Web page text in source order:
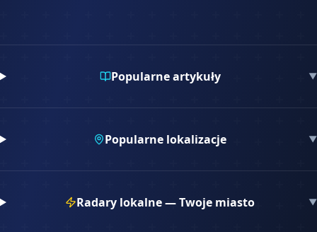
Popularne artykuły ▼
Popularne lokalizacje ▼
Radary lokalne — Twoje miasto ▼